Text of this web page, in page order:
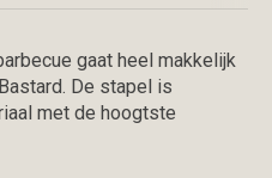
gaat heel makkelijk
De stapel is
met de hoogtste